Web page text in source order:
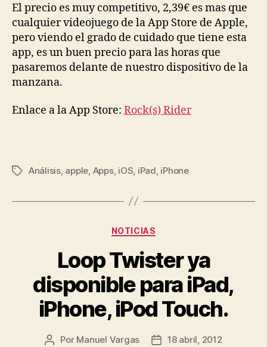
El precio es muy competitivo, 2,39€ es mas que
cualquier videojuego de la App Store de Apple,
pero viendo el grado de cuidado que tiene esta
app, es un buen precio para las horas que
pasaremos delante de nuestro dispositivo de la
manzana.
Enlace a la App Store: Rock(s) Rider
Etiquetas
Análisis, apple, Apps, iOS, iPad, iPhone
Categorías
NOTICIAS
Loop Twister ya
disponible para iPad,
iPhone, iPod Touch.
Autor
Por Manuel Vargas
Fecha18 abril, 2012